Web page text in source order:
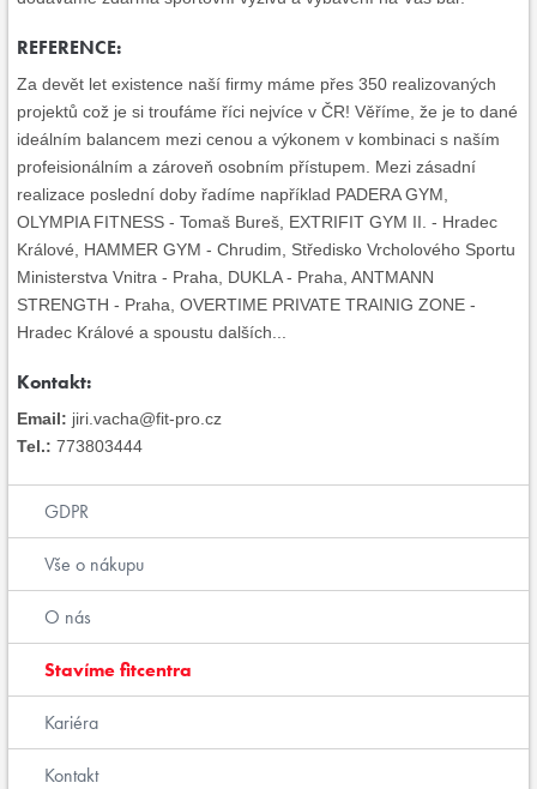
REFERENCE:
Za devět let existence naší firmy máme přes 350 realizovaných
projektů což je si troufáme říci nejvíce v ČR! Věříme, že je to dané
ideálním balancem mezi cenou a výkonem v kombinaci s naším
profeisionálním a zároveň osobním přístupem. Mezi zásadní
realizace poslední doby řadíme například PADERA GYM,
OLYMPIA FITNESS - Tomaš Bureš, EXTRIFIT GYM II. - Hradec
Králové, HAMMER GYM - Chrudim, Středisko Vrcholového Sportu
Ministerstva Vnitra - Praha, DUKLA - Praha, ANTMANN
STRENGTH - Praha, OVERTIME PRIVATE TRAINIG ZONE -
Hradec Králové a spoustu dalších...
Kontakt:
Email: jiri.vacha@fit-pro.cz
Tel.: 773803444
GDPR
Vše o nákupu
O nás
Stavíme fitcentra
Kariéra
Kontakt